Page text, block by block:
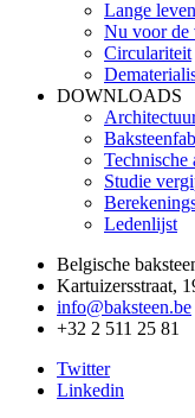
Lange
Nu voor de
Circulariteit
DOWNLOADS
Technische
Studie
Ledenlijst
Belgische
Kartuizersstraat,
info@baksteen.be
+32 2 511 25 81
Twitter
Linkedin